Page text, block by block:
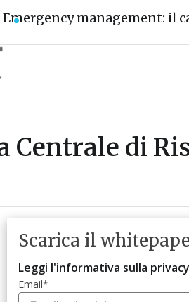
Emergency management: il
Centrale di
Scarica il
Leggi l'informativa sulla privacy
Email*